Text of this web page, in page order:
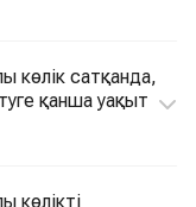
көлік сатқанда,
қанша уақыт
көлікті